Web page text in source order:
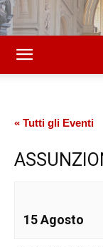
« Tutti gli Eventi
15 Agosto